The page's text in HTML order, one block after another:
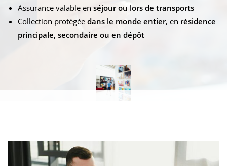
Assurance valable en séjour ou lors de transports
Collection protégée dans le monde entier, en résidence
principale, secondaire ou en dépôt